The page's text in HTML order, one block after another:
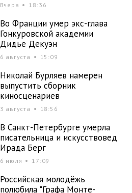
Вчера 18:36
Во Франции умер экс-глава
Гонкуровской академии
Дидье Декуэн
6 августа 15:09
Николай Бурляев намерен
выпустить сборник
киносценариев
3 августа 18:56
В Санкт-Петербурге умерла
писательница и искусствовед
Ирада Берг
6 июля 17:09
Российская молодёжь
полюбила "Графа Монте-